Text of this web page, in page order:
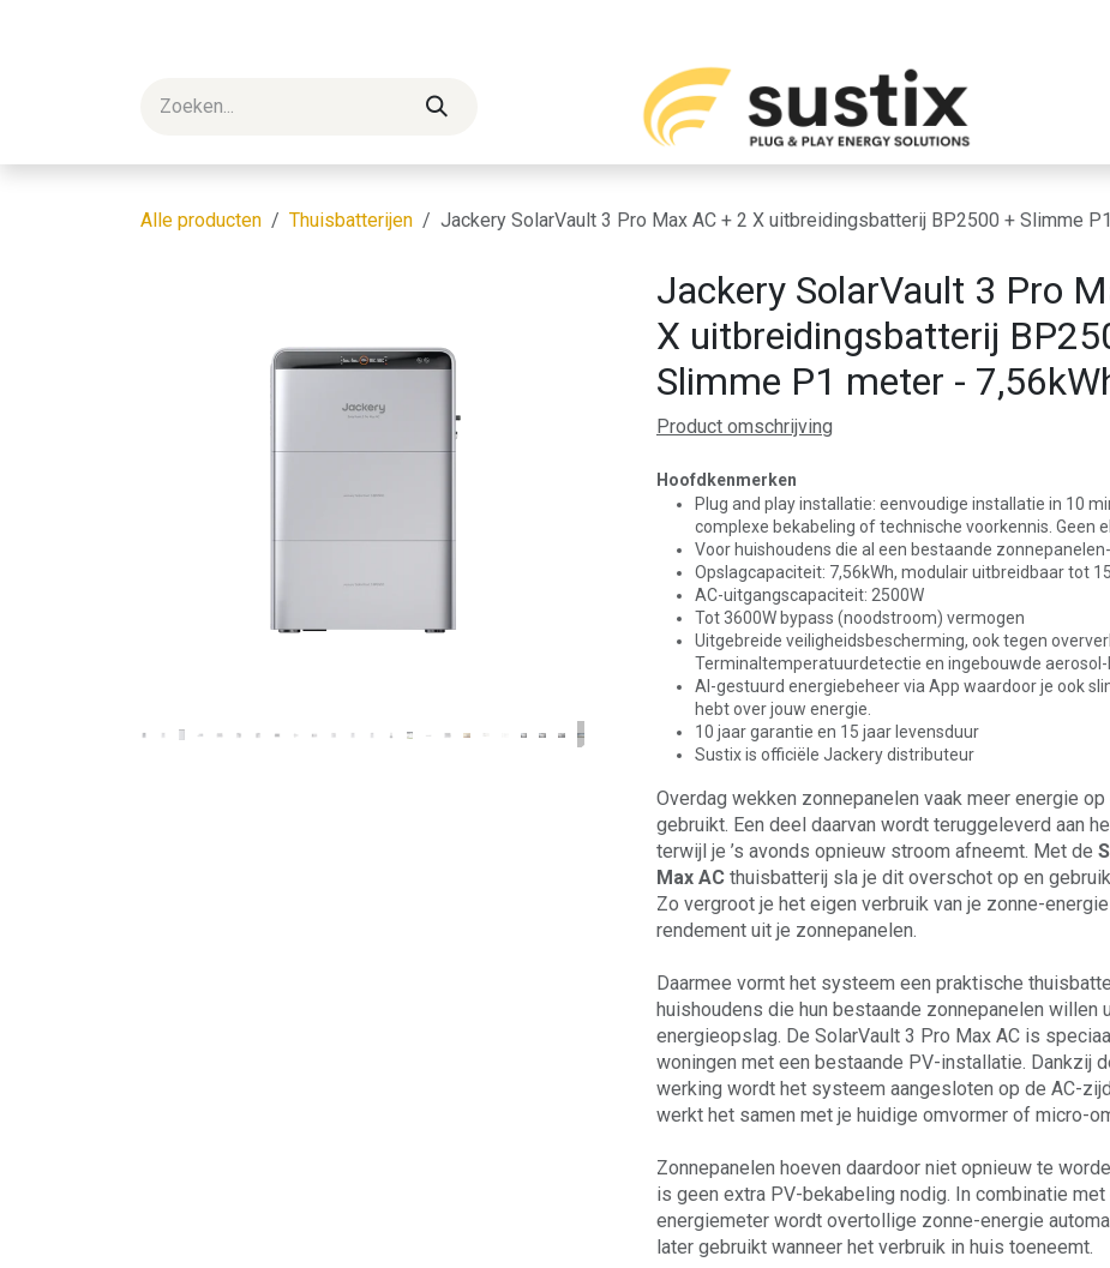
Alle producten Thuisbatterijen Jackery SolarVault 3 Pro Max AC + 2 X uitbreidingsbatterij BP2500 + Slimme
Jackery SolarVault 3 Pro
X uitbreidingsbatterij
Slimme P1 meter -
Product omschrijving
Hoofdkenmerken
Plug and play installatie: eenvoudige installatie in 10
complexe bekabeling of technische voorkennis. Geen
Voor huishoudens die al een bestaande
Opslagcapaciteit: 7,56kWh, modulair uitbreidbaar tot
AC-uitgangscapaciteit: 2500W
Tot 3600W bypass (noodstroom) vermogen
Uitgebreide veiligheidsbescherming, ook tegen
Terminaltemperatuurdetectie en ingebouwde
AI-gestuurd energiebeheer via App waardoor je ook
hebt over jouw energie.
10 jaar garantie en 15 jaar levensduur
Sustix is officiële Jackery distributeur
Overdag wekken zonnepanelen vaak meer energie
gebruikt. Een deel daarvan wordt teruggeleverd aan
terwijl je ’s avonds opnieuw stroom afneemt. Met de
Max ACthuisbatterij sla je dit overschot op en
Zo vergroot je het eigen verbruik van je zonne-
rendement uit je zonnepanelen.
Daarmee vormt het systeem een praktische
huishoudens die hun bestaande zonnepanelen willen
energieopslag. De SolarVault 3 Pro Max AC is
woningen met een bestaande PV-installatie. Dankzij
werking wordt het systeem aangesloten op de AC-
werkt het samen met je huidige omvormer of micro-
Zonnepanelen hoeven daardoor niet opnieuw te
is geen extra PV-bekabeling nodig. In combinatie
energiemeter wordt overtollige zonne-energie
later gebruikt wanneer het verbruik in huis toeneemt.